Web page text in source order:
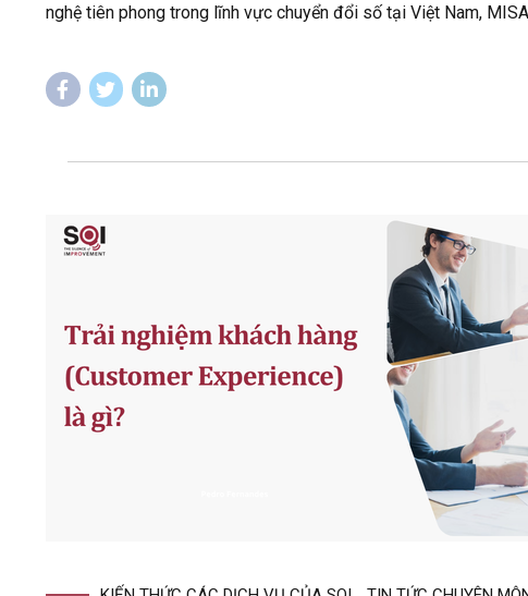
nghệ tiên phong trong lĩnh vực chuyển đổi số tại Việt Nam,